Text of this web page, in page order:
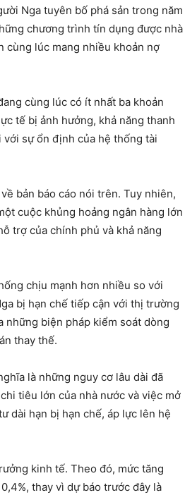
Nga tuyên bố phá sản trong năm
chương trình tín dụng được nhà
cùng lúc mang nhiều khoản nợ
cùng lúc có ít nhất ba khoản
tế bị ảnh hưởng, khả năng thanh
sự ổn định của hệ thống tài
bản báo cáo nói trên. Tuy nhiên,
cuộc khủng hoảng ngân hàng lớn
trợ của chính phủ và khả năng
chịu mạnh hơn nhiều so với
bị hạn chế tiếp cận với thị trường
những biện pháp kiểm soát dòng
thay thế.
là những nguy cơ lâu dài đã
tiêu lớn của nhà nước và việc mở
dài hạn bị hạn chế, áp lực lên hệ
kinh tế. Theo đó, mức tăng
thay vì dự báo trước đây là